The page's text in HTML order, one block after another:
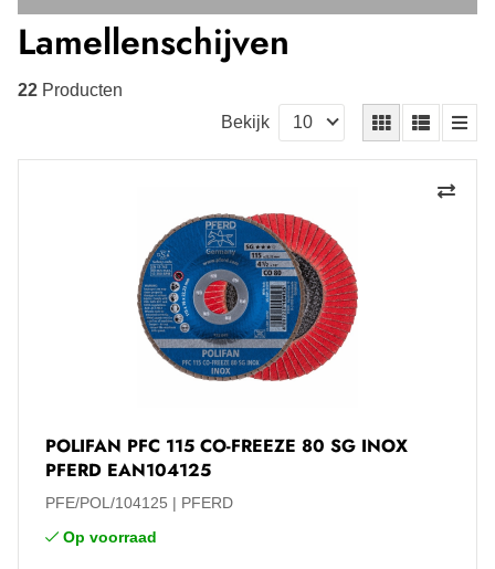
Lamellenschijven
22 Producten
Bekijk
POLIFAN PFC 115 CO-FREEZE 80 SG INOX
PFERD EAN104125
PFE/POL/104125
PFERD
Op voorraad